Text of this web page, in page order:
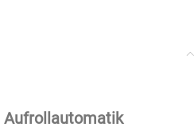
Aufrollautomatik